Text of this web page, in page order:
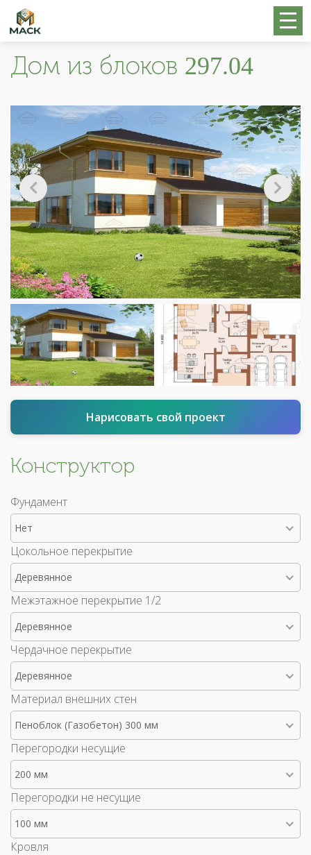
Дом из блоков 297.04
Нарисовать свой проект
Конструктор
Фундамент
Нет
Цокольное перекрытие
Деревянное
Межэтажное перекрытие 1/2
Деревянное
Чердачное перекрытие
Деревянное
Материал внешних стен
Пеноблок (Газобетон) 300 мм
Перегородки несущие
200 мм
Перегородки не несущие
100 мм
Кровля